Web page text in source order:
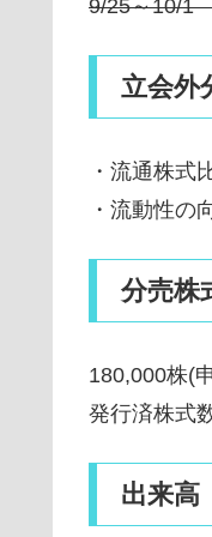
9/25～10/
立会外
・流通株式
・流動性の
分売株
180,000株(
発行済株式
出来高